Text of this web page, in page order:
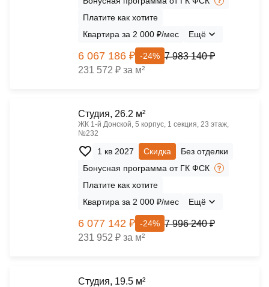
Платите как хотите
Квартира за 2 000 ₽/мес
Ещё
6 067 186 ₽ -24% 7 983 140 ₽
231 572 ₽ за м²
Cтудия, 26.2 м²
ЖК 1‑й Донской, 5 корпус, 1 секция, 23 этаж,
№232
1 кв 2027 Скидка
Без отделки
Бонусная программа от ГК ФСК
Платите как хотите
Квартира за 2 000 ₽/мес
Ещё
6 077 142 ₽ -24% 7 996 240 ₽
231 952 ₽ за м²
Cтудия, 19.5 м²